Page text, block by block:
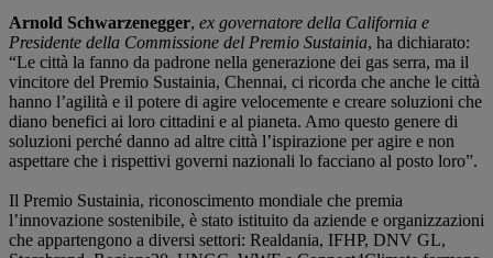
Arnold Schwarzenegger, ex governatore della California e
Presidente della Commissione del Premio Sustainia, ha dichiarato:
“Le città la fanno da padrone nella generazione dei gas serra, ma il
vincitore del Premio Sustainia, Chennai, ci ricorda che anche le città
hanno l’agilità e il potere di agire velocemente e creare soluzioni che
diano benefici ai loro cittadini e al pianeta. Amo questo genere di
soluzioni perché danno ad altre città l’ispirazione per agire e non
aspettare che i rispettivi governi nazionali lo facciano al posto loro”.
Il Premio Sustainia, riconoscimento mondiale che premia
l’innovazione sostenibile, è stato istituito da aziende e organizzazioni
che appartengono a diversi settori: Realdania, IFHP, DNV GL,